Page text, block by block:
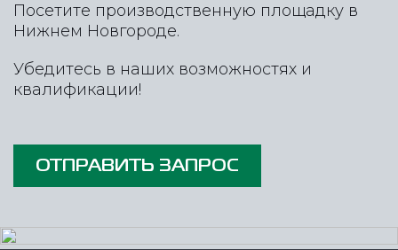
Посетите производственную площадку в
Нижнем Новгороде.
Убедитесь в наших возможностях и
квалификации!
ОТПРАВИТЬ ЗАПРОС